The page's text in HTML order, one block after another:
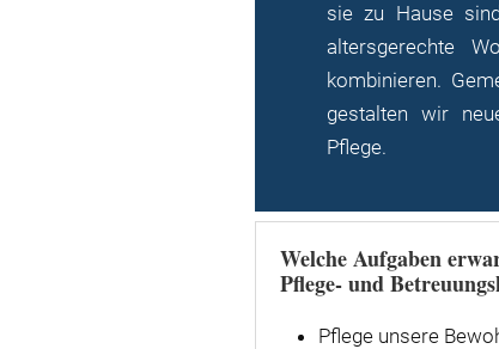
sie zu Hause
altersgerechte
kombinieren.
gestalten wir
Pflege.
Welche Aufgaben
Pflege- und
Pflege unsere